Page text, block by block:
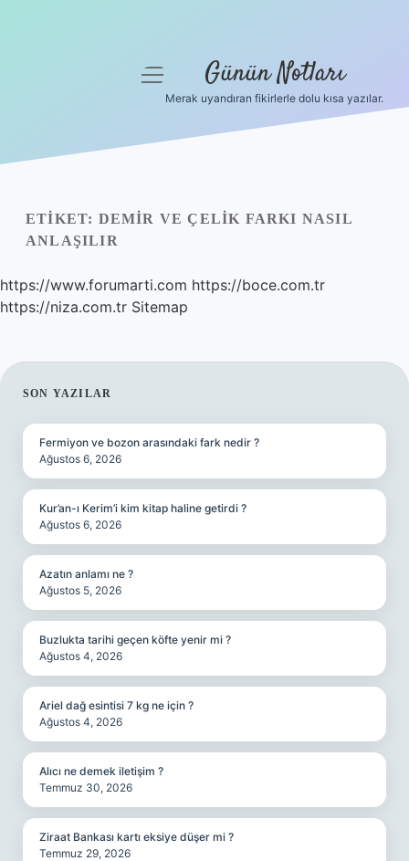
Yasal Uyarı
menüyü
Günün Notları
Merak uyandıran fikirlerle dolu kısa yazılar.
ETIKET: DEMIR VE ÇELIK FARKI NASIL
ANLAŞILIR
https://www.forumarti.com https://boce.com.tr
https://niza.com.tr Sitemap
SIDEBAR
SON YAZILAR
Fermiyon ve bozon arasındaki fark nedir ?
Ağustos 6, 2026
Kur’an-ı Kerim’i kim kitap haline getirdi ?
Ağustos 6, 2026
Azatın anlamı ne ?
Ağustos 5, 2026
Buzlukta tarihi geçen köfte yenir mi ?
Ağustos 4, 2026
Ariel dağ esintisi 7 kg ne için ?
Ağustos 4, 2026
Alıcı ne demek iletişim ?
Temmuz 30, 2026
Ziraat Bankası kartı eksiye düşer mi ?
Temmuz 29, 2026